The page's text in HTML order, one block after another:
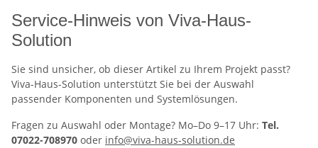
Service-Hinweis von Viva-Haus-
Solution
Sie sind unsicher, ob dieser Artikel zu Ihrem Projekt passt?
Viva-Haus-Solution unterstützt Sie bei der Auswahl
passender Komponenten und Systemlösungen.
Fragen zu Auswahl oder Montage? Mo–Do 9–17 Uhr: Tel.
07022-708970 oder info@viva-haus-solution.de